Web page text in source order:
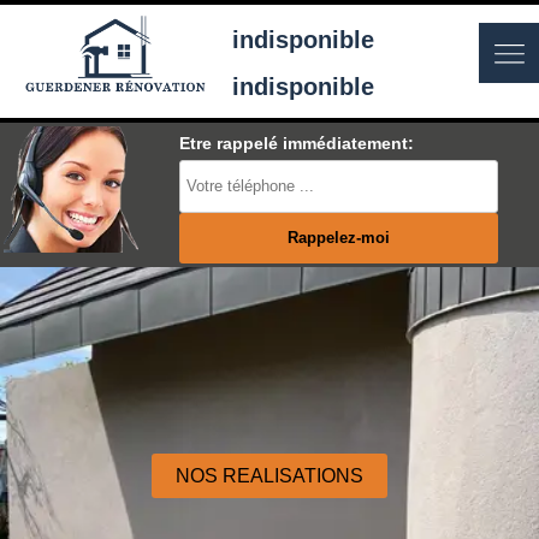
indisponible
indisponible
Etre rappelé immédiatement:
NOS REALISATIONS